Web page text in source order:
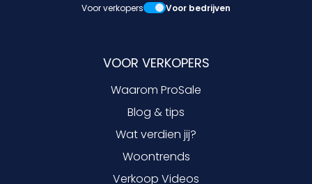
Voor verkopers Voor bedrijven
VOOR VERKOPERS
Waarom ProSale
Blog & tips
Wat verdien jij?
Woontrends
Verkoop Videos